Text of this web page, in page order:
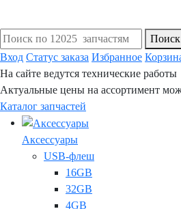
Поиск
Вход Статус заказа Избранное
На сайте ведутся технические работы
Актуальные цены на ассортимент
Каталог запчастей
Аксессуары
USB-флеш
16GB
32GB
4GB